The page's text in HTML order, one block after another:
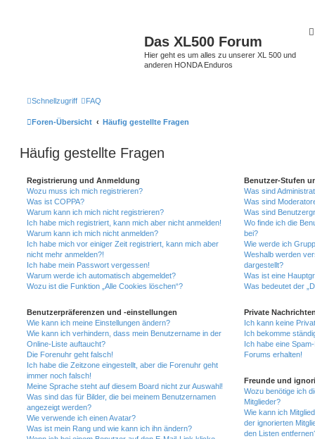
Das XL500 Forum
Hier geht es um alles zu unserer XL 500 und
anderen HONDA Enduros
Schnellzugriff FAQ
Foren-Übersicht Häufig gestellte Fragen
Häufig gestellte Fragen
Registrierung und Anmeldung
Wozu muss ich mich registrieren?
Was ist COPPA?
Warum kann ich mich nicht registrieren?
Ich habe mich registriert, kann mich aber nicht anmelden!
Warum kann ich mich nicht anmelden?
Ich habe mich vor einiger Zeit registriert, kann mich aber
nicht mehr anmelden?!
Ich habe mein Passwort vergessen!
Warum werde ich automatisch abgemeldet?
Wozu ist die Funktion „Alle Cookies löschen“?
Benutzerpräferenzen und -einstellungen
Wie kann ich meine Einstellungen ändern?
Wie kann ich verhindern, dass mein Benutzername in der
Online-Liste auftaucht?
Die Forenuhr geht falsch!
Ich habe die Zeitzone eingestellt, aber die Forenuhr geht
immer noch falsch!
Meine Sprache steht auf diesem Board nicht zur Auswahl!
Was sind das für Bilder, die bei meinem Benutzernamen
angezeigt werden?
Wie verwende ich einen Avatar?
Was ist mein Rang und wie kann ich ihn ändern?
Benutzer-Stufen
Was sind
Was sind
Was sind
Wo finde ich die
bei?
Wie werde ich
Weshalb werden
dargestellt?
Was ist eine
Was bedeutet der
Private
Ich kann keine
Ich bekomme
Ich habe eine
Forums erhalten!
Freunde und
Wozu benötige ich
Mitglieder?
Wie kann ich
der ignorierten
den Listen